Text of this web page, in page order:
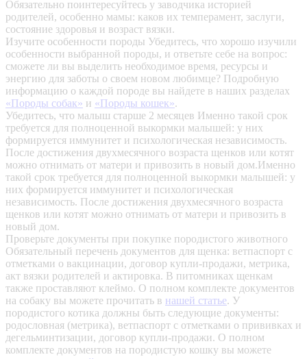
Обязательно поинтересуйтесь у заводчика историей
родителей, особенно мамы: каков их темперамент, заслуги,
состояние здоровья и возраст вязки.
Изучите особенности породы Убедитесь, что хорошо изучили
особенности выбранной породы, и ответьте себе на вопрос:
сможете ли вы выделить необходимое время, ресурсы и
энергию для заботы о своем новом любимце? Подробную
информацию о каждой породе вы найдете в наших разделах
«Породы собак» и «Породы кошек».
Убедитесь, что малыш старше 2 месяцев Именно такой срок
требуется для полноценной выкормки малышей: у них
формируется иммунитет и психологическая независимость.
После достижения двухмесячного возраста щенков или котят
можно отнимать от матери и привозить в новый дом.Именно
такой срок требуется для полноценной выкормки малышей: у
них формируется иммунитет и психологическая
независимость. После достижения двухмесячного возраста
щенков или котят можно отнимать от матери и привозить в
новый дом.
Проверьте документы при покупке породистого животного
Обязательный перечень документов для щенка: ветпаспорт с
отметками о вакцинации, договор купли-продажи, метрика,
акт вязки родителей и актировка. В питомниках щенкам
также проставляют клеймо. О полном комплекте документов
на собаку вы можете прочитать в нашей статье. У
породистого котика должны быть следующие документы:
родословная (метрика), ветпаспорт с отметками о прививках и
дегельминтизации, договор купли-продажи. О полном
комплекте документов на породистую кошку вы можете